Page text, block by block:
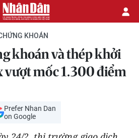
KHOÁN
khoán và thép khởi
vượt mốc 1.300 điểm
Prefer Nhan Dan
on Google